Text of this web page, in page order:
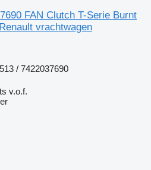
FAN Clutch T-Serie Burnt
vrachtwagen
/ 7422037690
v.o.f.